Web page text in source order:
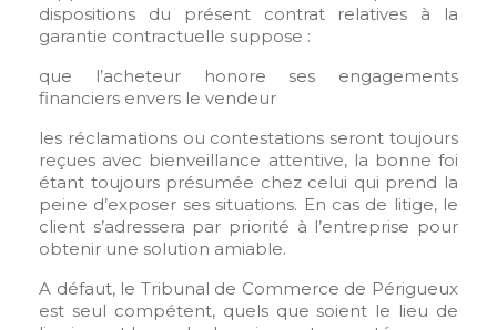
dispositions du présent contrat relatives à la
garantie contractuelle suppose :
que l’acheteur honore ses engagements
financiers envers le vendeur
les réclamations ou contestations seront toujours
reçues avec bienveillance attentive, la bonne foi
étant toujours présumée chez celui qui prend la
peine d’exposer ses situations. En cas de litige, le
client s’adressera par priorité à l’entreprise pour
obtenir une solution amiable.
A défaut, le Tribunal de Commerce de Périgueux
est seul compétent, quels que soient le lieu de
You need to be logged in to save products in your
Annuler Connexion